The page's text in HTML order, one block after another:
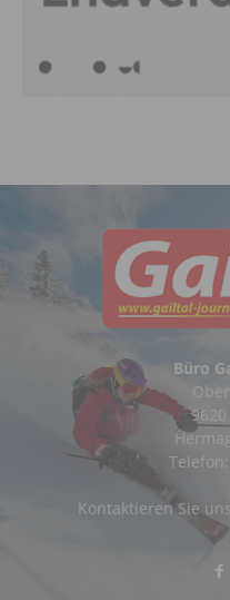
Büro
Telefon:
Kontaktieren Sie uns: